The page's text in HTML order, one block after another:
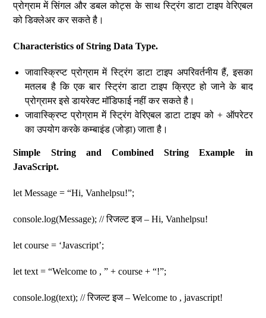
प्रोग्राम में सिंगल और डबल कोट्स के साथ स्ट्रिंग डाटा टाइप वेरिएबल
को डिक्लेअर कर सकते है।
Characteristics of String Data Type.
जावास्क्रिप्ट प्रोग्राम में स्ट्रिंग डाटा टाइप अपरिवर्तनीय हैं, इसका
मतलब है कि एक बार स्ट्रिंग डाटा टाइप क्रिएट हो जाने के बाद
प्रोग्रामर इसे डायरेक्ट मॉडिफाई नहीं कर सकते है।
जावास्क्रिप्ट प्रोग्राम में स्ट्रिंग वेरिएबल डाटा टाइप को + ऑपरेटर
का उपयोग करके कम्बाइंड (जोड़ा) जाता है।
Simple String and Combined String Example in
JavaScript.
let Message = “Hi, Vanhelpsu!”;
console.log(Message); // रिजल्ट इज – Hi, Vanhelpsu!
let course = ‘Javascript’;
let text = “Welcome to , ” + course + “!”;
console.log(text); // रिजल्ट इज – Welcome to , javascript!